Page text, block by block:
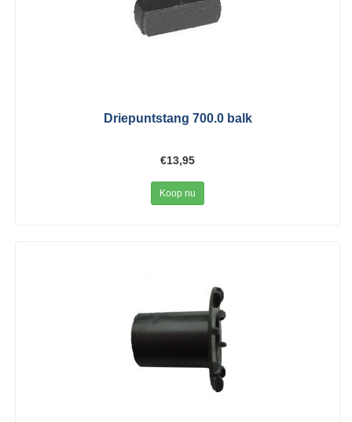
Driepuntstang 700.0 balk
€13,95
Koop nu